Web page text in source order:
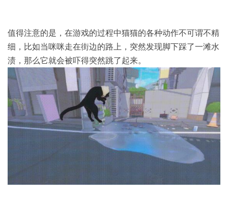
值得注意的是，在游戏的过程中猫猫的各种动作不可谓不精
细，比如当咪咪走在街边的路上，突然发现脚下踩了一滩水
渍，那么它就会被吓得突然跳了起来。